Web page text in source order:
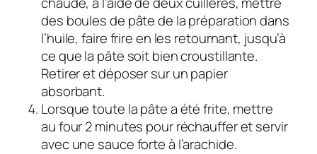
des boules de pâte de la préparation dans
l’huile, faire frire en les retournant, jusqu’à
ce que la pâte soit bien croustillante.
Retirer et déposer sur un papier
absorbant.
Lorsque toute la pâte a été frite, mettre
au four 2 minutes pour réchauffer et servir
avec une sauce forte à l’arachide.